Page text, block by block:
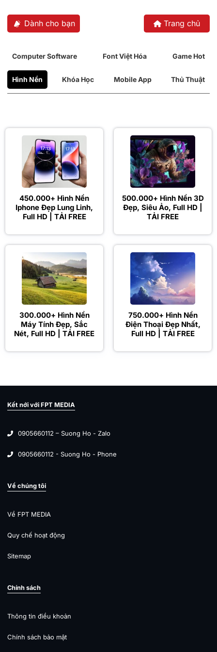
qua
nội
Dành cho bạn Trang chủ
Computer Software Font Việt Hóa Game Hot
Hình Nền Khóa Học Mobile App Thủ Thuật
450.000+ Hình Nền
Iphone Đẹp Lung Linh,
Full HD | TẢI FREE
500.000+ Hình Nền 3D
Đẹp, Siêu Ảo, Full HD |
TẢI FREE
300.000+ Hình Nền
Máy Tính Đẹp, Sắc
Nét, Full HD | TẢI FREE
750.000+ Hình Nền
Điện Thoại Đẹp Nhất,
Full HD | TẢI FREE
Kết nới với FPT MEDIA
0905660112 – Suong Ho - Zalo
0905660112 - Suong Ho - Phone
Về chúng tôi
Về FPT MEDIA
Quy chế hoạt động
Sitemap
Chính sách
Thông tin điều khoản
Chính sách bảo mật